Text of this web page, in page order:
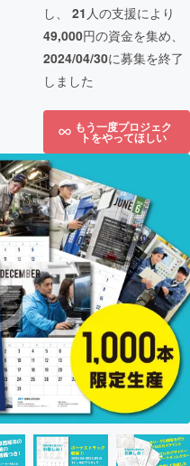
し、 21 人の支援により
49,000円の資金を集め、
2024/04/30に募集を終了
しました
もう一度プロジェク
トをやってほしい